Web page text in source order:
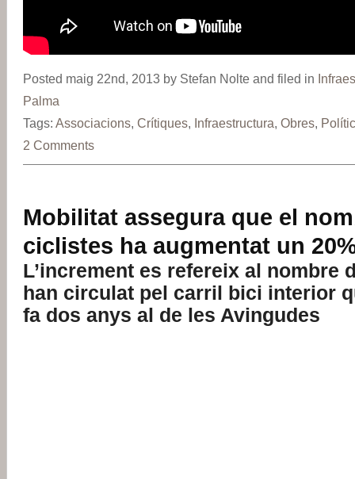
Posted maig 22nd, 2013 by Stefan Nolte and filed in
Palma
Tags: Associacions Crítiques Infraestructura Obres
2 Comments
Mobilitat assegura que el
ciclistes ha augmentat un
L’increment es refereix al nombre
han circulat pel carril bici interior
fa dos anys al de les Avingudes